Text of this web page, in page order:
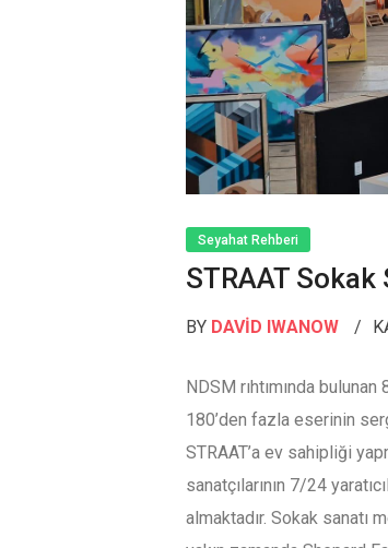
Seyahat Rehberi
STRAAT Sokak
BY DAVID IWANOW
NDSM rıhtımında
180’den fazla eserinin
STRAAT’a ev sahipliği
sanatçılarının 7/24
almaktadır. Sokak sanatı